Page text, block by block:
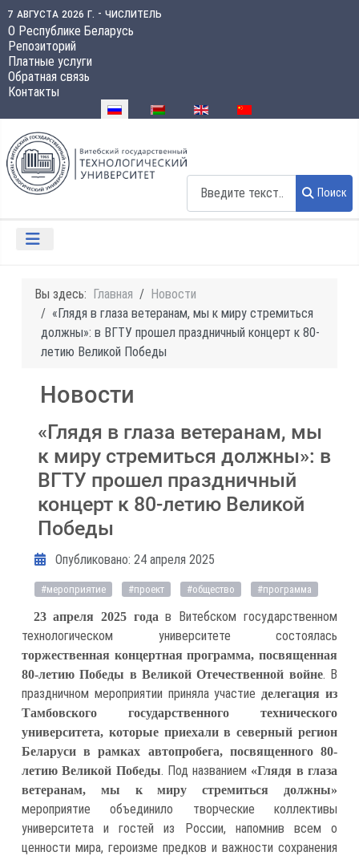
7 августа 2026 г. - числитель
О Республике Беларусь
Репозиторий
Платные услуги
Обратная связь
Контакты
Выберите язык
Поиск
Вы здесь: Главная
Новости
«Глядя в глаза ветеранам, мы к миру стремиться
должны»: в ВГТУ прошел праздничный концерт к 80-
летию Великой Победы
Новости
«Глядя в глаза ветеранам, мы
к миру стремиться должны»: в
ВГТУ прошел праздничный
концерт к 80-летию Великой
Победы
Информация о материале
Опубликовано: 24 апреля 2025
#мероприятие #проект #общество #программа
23 апреля 2025 года в Витебском государственном
технологическом университете состоялась
торжественная концертная программа, посвященная
80-летию Победы в Великой Отечественной войне. В
праздничном мероприятии приняла участие делегация из
Тамбовского государственного технического
университета, которые приехали в северный регион
Беларуси в рамках автопробега, посвященного 80-
летию Великой Победы. Под названием «Глядя в глаза
ветеранам, мы к миру стремиться должны»
мероприятие объединило творческие коллективы
университета и гостей из России, напомнив всем о
ценности мира, героизме предков и важности сохранения